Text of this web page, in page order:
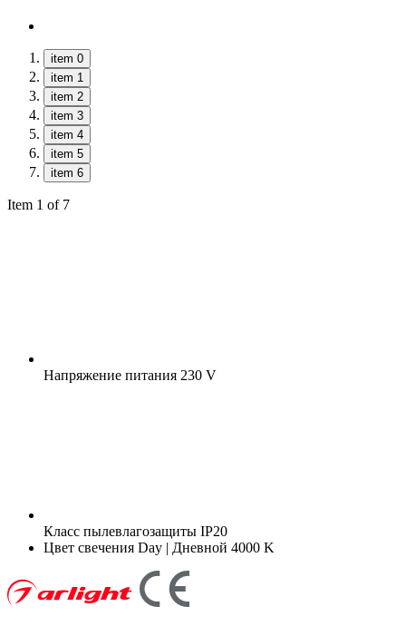
item 0
item 1
item 2
item 3
item 4
item 5
item 6
Item 1 of 7
Напряжение питания 230 V
Класс пылевлагозащиты IP20
Цвет свечения Day | Дневной 4000 K